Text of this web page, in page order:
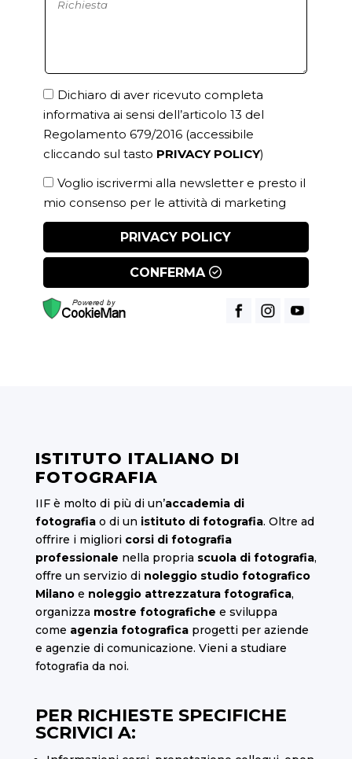
Dichiaro di aver ricevuto completa
informativa ai sensi dell’articolo 13 del
Regolamento 679/2016 (accessibile
cliccando sul tasto PRIVACY POLICY)
Voglio iscrivermi alla newsletter e presto il
mio consenso per le attività di marketing
PRIVACY POLICY
CONFERMA
ISTITUTO ITALIANO DI
FOTOGRAFIA
IIF è molto di più di un’accademia di
fotografiao di un istituto di fotografia. Oltre ad
offrire i migliori corsi di fotografia
professionale nella propria scuola di fotografia,
offre un servizio di noleggio studio fotografico
Milano e noleggio attrezzatura fotografica,
organizza mostre fotografiche e sviluppa
come agenzia fotograficaprogetti per aziende
e agenzie di comunicazione. Vieni a studiare
fotografia da noi.
PER RICHIESTE SPECIFICHE
SCRIVICI A: